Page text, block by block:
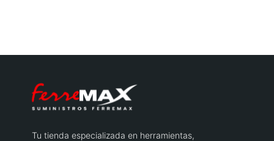
Tu tienda especializada en herramientas,